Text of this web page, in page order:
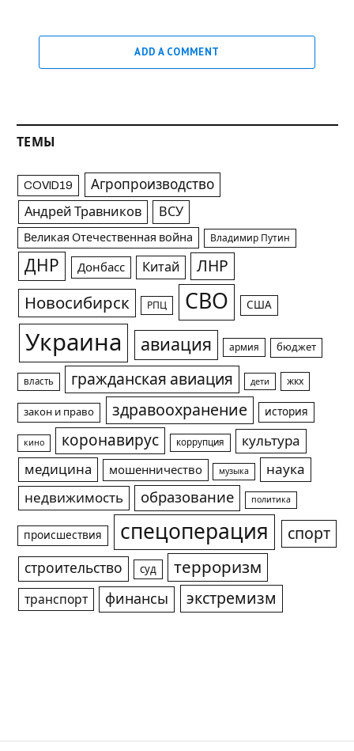
ADD A COMMENT
ТЕМЫ
COVID19 Агропроизводство
Андрей Травников ВСУ
Великая Отечественная война Владимир Путин
ДНР Донбасс Китай ЛНР
Новосибирск РПЦ СВО США
Украина авиация армия бюджет
власть гражданская авиация дети жкх
закон и право здравоохранение история
кино коронавирус коррупция
культура
медицина
мошенничество музыка
наука
недвижимость
образование политика
происшествия спецоперация спорт
строительство суд терроризм
транспорт финансы экстремизм